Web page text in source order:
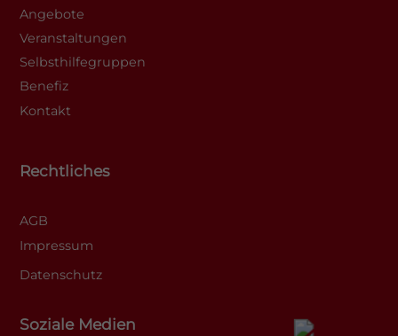
Angebote
Veranstaltungen
Selbsthilfegruppen
Benefiz
Kontakt
Rechtliches
AGB
Impressum
Datenschutz
Soziale Medien